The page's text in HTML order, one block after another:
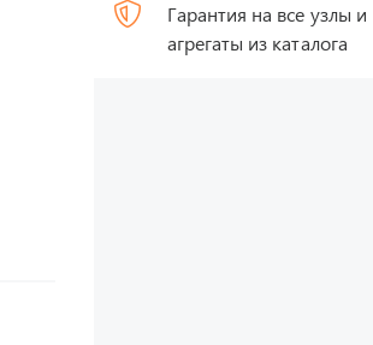
Гарантия на все узлы и
агрегаты из каталога